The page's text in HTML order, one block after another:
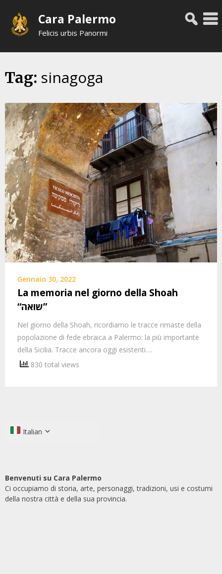
content
Cara Palermo
Felicis urbis Panormi
Tag: sinagoga
Gennaio 30, 2022
La memoria nel giorno della Shoah
“שואה”
Nel giorno della Shoah, ricordiamo le tracce rimaste della
popolazione di fede ebraica a Palermo: la più importante
della Sicilia. Tracce ancora oggi esistenti….
830 total views
Italian
Benvenuti su Cara Palermo
Ci occupiamo di storia, arte, personaggi, tradizioni, usi e costumi
della nostra città e della sua provincia.